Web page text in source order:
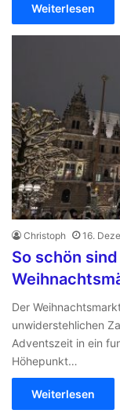
Weiterlesen
Christoph 16.
So schön
Der
unwiderstehlichen
Adventszeit in ein
Höhepunkt…
Weiterlesen